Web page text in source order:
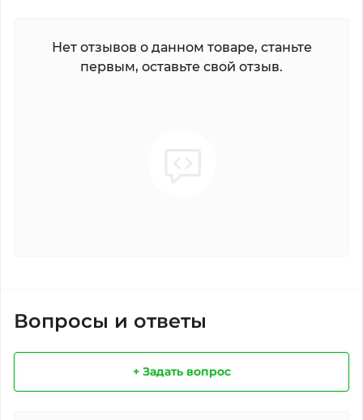
Нет отзывов о данном товаре, станьте
первым, оставьте свой отзыв.
Вопросы и ответы
+ Задать вопрос